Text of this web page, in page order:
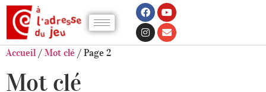
Accueil / Mot clé / Page 2
Mot clé